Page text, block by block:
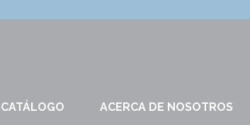
CATÁLOGO ACERCA DE NOSOTROS